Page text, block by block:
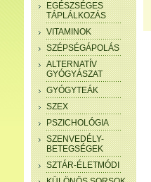
EGÉSZSÉGES
TÁPLÁLKOZÁS
VITAMINOK
SZÉPSÉGÁPOLÁS
ALTERNATÍV
GYÓGYÁSZAT
GYÓGYTEÁK
SZEX
PSZICHOLÓGIA
SZENVEDÉLY-
BETEGSÉGEK
SZTÁR-ÉLETMÓDI